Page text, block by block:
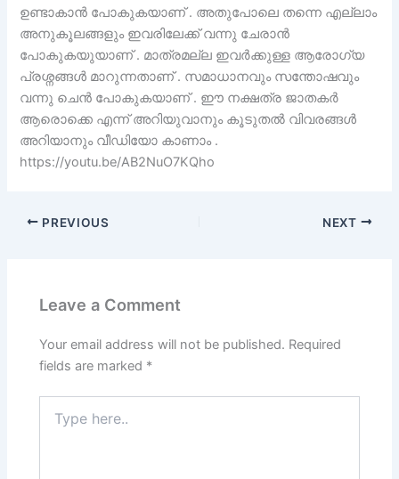
ഉണ്ടാകാൻ പോകുകയാണ് . അതുപോലെ തന്നെ എല്ലാം
അനുകൂലങ്ങളും ഇവരിലേക്ക് വന്നു ചേരാൻ
പോകുകയുയാണ് . മാത്രമല്ല ഇവർക്കുള്ള ആരോഗ്യ
പ്രശ്നങ്ങൾ മാറുന്നതാണ് . സമാധാനവും സന്തോഷവും
വന്നു ചെൻ പോകുകയാണ് . ഈ നക്ഷത്ര ജാതകർ
ആരൊക്കെ എന്ന് അറിയുവാനും കൂടുതൽ വിവരങ്ങൾ
അറിയാനും വീഡിയോ കാണാം .
https://youtu.be/AB2NuO7KQho
PREVIOUS NEXT
Leave a Comment
Your email address will not be published. Required
fields are marked *
here..